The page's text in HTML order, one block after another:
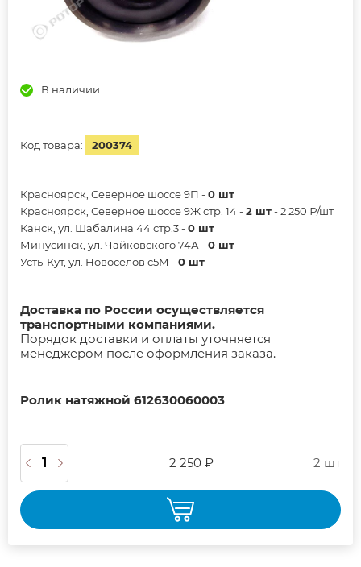
В наличии
Код товара: 200374
Красноярск, Северное шоссе 9П -0 шт
Красноярск, Северное шоссе 9Ж стр. 14 -2 шт- 2 250 ₽/шт
Канск, ул. Шабалина 44 стр.3 -0 шт
Минусинск, ул. Чайковского 74А -0 шт
Усть-Кут, ул. Новосёлов с5М -0 шт
Доставка по России осуществляется
транспортными компаниями.
Порядок доставки и оплаты уточняется
менеджером после оформления заказа.
Ролик натяжной 612630060003
2 250 ₽ 2 шт